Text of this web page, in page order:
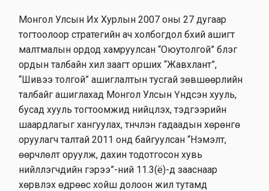
Монгол Улсын Их Хурлын 2007 оны 27 дугаар
тогтоолоор стратегийн ач холбогдол бүхий ашигт
малтмалын ордод хамруулсан “Оюутолгой” бүлэг
ордын талбайн хил заагт орших “Жавхлант”,
“Шивээ толгой” ашиглалтын тусгай зөвшөөрлийн
талбайг ашиглахад Монгол Улсын Үндсэн хууль,
бусад хууль тогтоомжид нийцүүлэх, тэдгээрийн
шаардлагыг хангуулах, түүнчлэн гадаадын хөрөнгө
оруулагч талтай 2011 онд байгуулсан “Нэмэлт,
өөрчлөлт оруулж, дахин тодотгосон хувь
нийлүүлэгчдийн гэрээ”-ний 11.3(ё)-д зааснаар
хөрвүүлэх өдрөөс хойш долоон жил тутамд